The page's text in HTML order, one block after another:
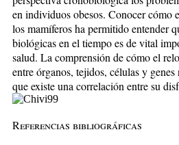
en individuos obesos. Conocer cómo
los mamíferos ha permitido entender
biológicas en el tiempo es de vital
salud. La comprensión de cómo el
entre órganos, tejidos, células y
que existe una correlación entre su
Referencias bibliográficas